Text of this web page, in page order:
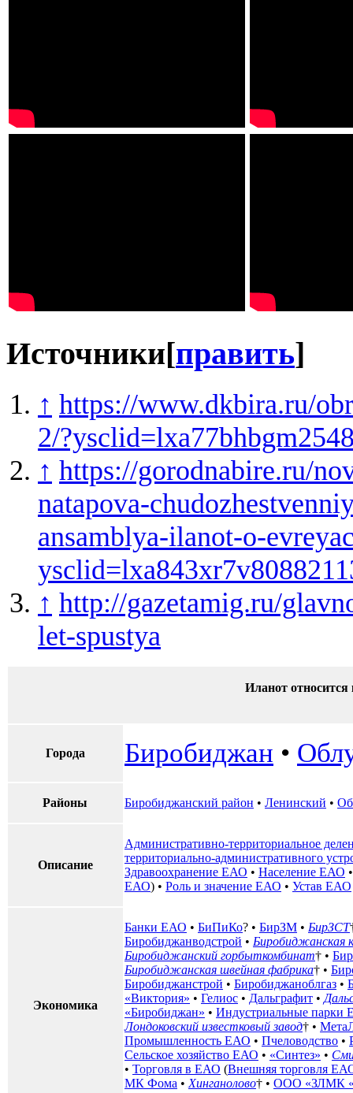
Источники[править]
↑ https://www.dkbira.ru/
2/
↑ https://gorodnabire.ru/
natapova-
ansamblya-ilanot-o-
↑ http://gazetamig.ru/
let-spustya
Иланот
Города Биробиджан •
Районы Биробиджанский район • Ленинский •
Описание
Административно-территориальное
территориально-административного
Здравоохранение ЕАО • Население ЕАО
ЕАО) • Роль и значение ЕАО • Устав ЕАО
Экономика
Банки ЕАО • БиПиКо? • БирЗМ • БирЗСТ
Биробиджанводстрой • Биробиджанская
Биробиджанский горбыткомбинат† •
Биробиджанская швейная фабрика† •
Биробиджанстрой • Биробиджаноблгаз •
«Виктория» • Гелиос • Дальграфит •
«Биробиджан» • Индустриальные парки
Лондоковский известковый завод† •
Промышленность ЕАО • Пчеловодство •
Сельское хозяйство ЕАО • «Синтез» •
• Торговля в ЕАО (Внешняя торговля
МК Фома • Хинганолово† • ООО «ЗЛМК